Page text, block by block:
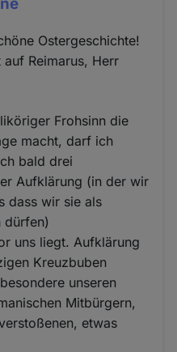
Ostergeschichte!
Reimarus, Herr
Frohsinn die
macht, darf ich
bald drei
Aufklärung (in der wir
dass wir sie als
dürfen)
uns liegt. Aufklärung
Kreuzbuben
unseren
Mitbürgern,
etwas